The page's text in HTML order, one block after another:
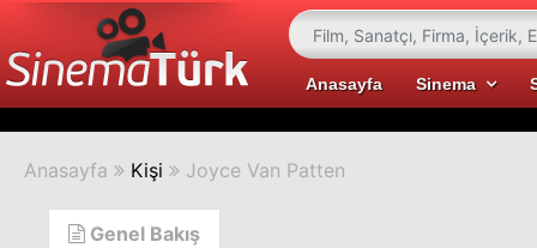
Anasayfa Sinema
Anasayfa Kişi Joyce Van Patten
Genel Bakış